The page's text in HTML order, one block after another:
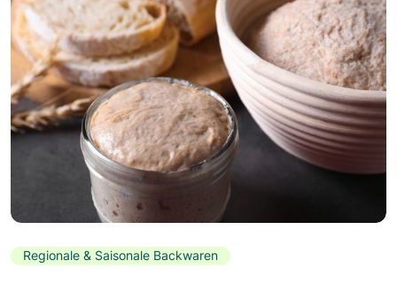
Regionale & Saisonale Backwaren